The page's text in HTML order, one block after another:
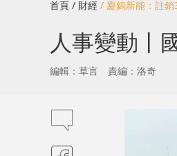
首頁 / 財經 / 廈鎢新能：註
人事變動丨
編輯：草言 責編：洛奇